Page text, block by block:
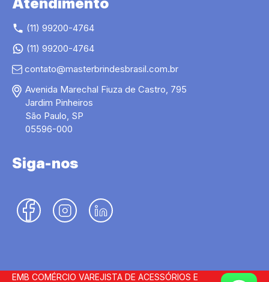
Atendimento
(11) 99200-4764
(11) 99200-4764
contato@masterbrindesbrasil.com.br
Avenida Marechal Fiuza de Castro, 795
Jardim Pinheiros
São Paulo, SP
05596-000
Siga-nos
EMB COMÉRCIO VAREJISTA DE ACESSÓRIOS E